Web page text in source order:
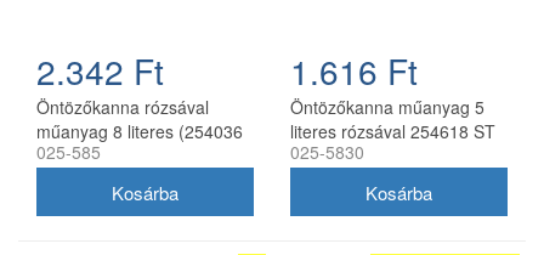
2.342 Ft
Öntözőkanna rózsával
műanyag 8 literes (254036
ST)
025-585
1.616 Ft
Öntözőkanna műanyag 5
literes rózsával 254618 ST
025-5830